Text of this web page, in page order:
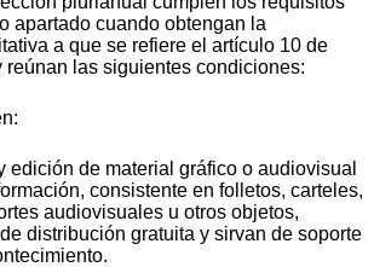
apartado cuando obtengan la
a que se refiere el artículo 10 de
reúnan las siguientes condiciones:
edición de material gráfico o audiovisual
consistente en folletos, carteles,
audiovisuales u otros objetos,
distribución gratuita y sirvan de soporte